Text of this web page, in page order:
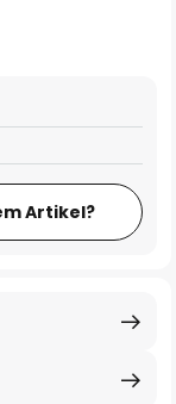
Artikel?